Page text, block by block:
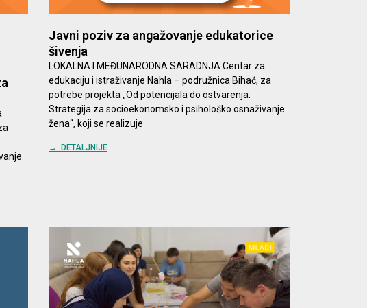
Javni poziv za angažovanje edukatorice
šivenja
LOKALNA I MEĐUNARODNA SARADNJA Centar za
edukaciju i istraživanje Nahla – podružnica Bihać, za
potrebe projekta „Od potencijala do ostvarenja:
Strategija za socioekonomsko i psihološko osnaživanje
žena“, koji se realizuje
→ DETALJNIJE